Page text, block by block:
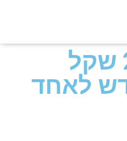
החל מ- 2790 שקל
לאחד